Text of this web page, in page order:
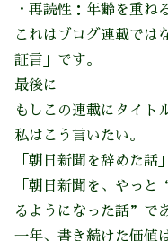
・再読性：年齢を重ね
これはブログ連載では
証言」です。
最後に
もしこの連載にタイト
私はこう言いたい。
「朝日新聞を辞めた話
「朝日新聞を、やっ
るようになった話”で
一年、書き続けた価値